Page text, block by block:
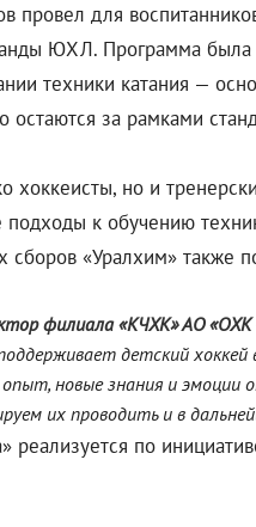
провел для
ЮХЛ. Программа была
техники катания —
остаются за рамками
хоккеисты, но и
к обучению
сборов «Уралхим» также
филиала «КЧХК» АО «ОХК
детский
новые знания и
их проводить и в
реализуется по